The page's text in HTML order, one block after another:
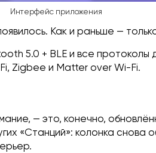
Интерфейс приложения
Как и раньше —
5.0 + BLE и все протоколы
Zigbee и Matter over Wi-Fi.
— это, конечно,
«Станций»: колонка снова